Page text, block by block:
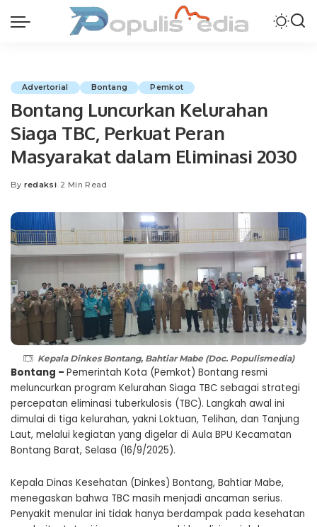
Advertorial Bontang Pemkot
Bontang Luncurkan Kelurahan
Siaga TBC, Perkuat Peran
Masyarakat dalam Eliminasi 2030
Posted
By redaksi 2 Min Read
Kepala Dinkes Bontang, Bahtiar Mabe (Doc. Populismedia)
Bontang – Pemerintah Kota (Pemkot) Bontang resmi
meluncurkan program Kelurahan Siaga TBC sebagai strategi
percepatan eliminasi tuberkulosis (TBC). Langkah awal ini
dimulai di tiga kelurahan, yakni Loktuan, Telihan, dan Tanjung
Laut, melalui kegiatan yang digelar di Aula BPU Kecamatan
Bontang Barat, Selasa (16/9/2025).
Kepala Dinas Kesehatan (Dinkes) Bontang, Bahtiar Mabe,
menegaskan bahwa TBC masih menjadi ancaman serius.
Penyakit menular ini tidak hanya berdampak pada kesehatan